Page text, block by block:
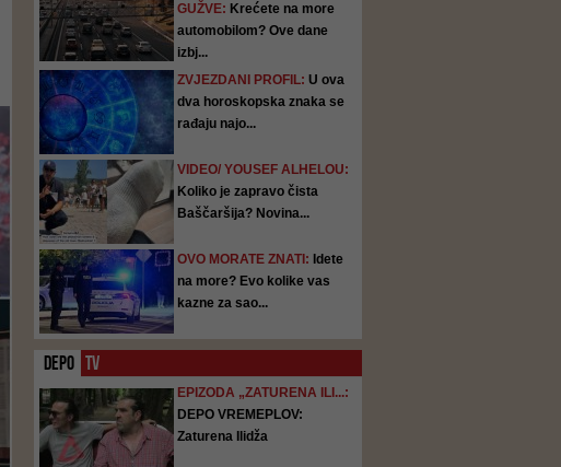
GUŽVE: Krećete na more
automobilom? Ove dane
izbj...
ZVJEZDANI PROFIL: U ova
dva horoskopska znaka se
rađaju najo...
VIDEO/ YOUSEF ALHELOU:
Koliko je zapravo čista
Baščaršija? Novina...
OVO MORATE ZNATI: Idete
na more? Evo kolike vas
kazne za sao...
DEPO TV
EPIZODA „ZATURENA ILI...:
DEPO VREMEPLOV:
Zaturena Ilidža